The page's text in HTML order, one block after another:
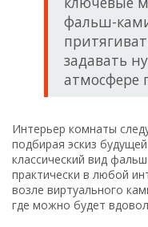
фальш-
задавать
атмосфере
Интерьер комнаты
подбирая эскиз
классический вид
практически в любой
возле виртуального
где можно будет